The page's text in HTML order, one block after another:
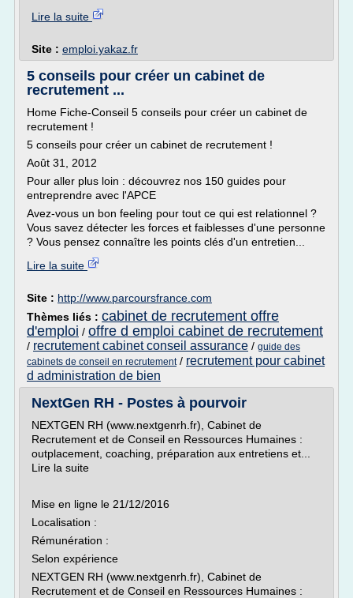
Lire la suite
Site : emploi.yakaz.fr
5 conseils pour créer un cabinet de
recrutement ...
Home Fiche-Conseil 5 conseils pour créer un cabinet de
recrutement !
5 conseils pour créer un cabinet de recrutement !
Août 31, 2012
Pour aller plus loin : découvrez nos 150 guides pour
entreprendre avec l'APCE
Avez-vous un bon feeling pour tout ce qui est relationnel ?
Vous savez détecter les forces et faiblesses d'une personne
? Vous pensez connaître les points clés d'un entretien...
Lire la suite
Site : http://www.parcoursfrance.com
Thèmes liés : cabinet de recrutement offre
d'emploi / offre d emploi cabinet de recrutement
/ recrutement cabinet conseil assurance / guide des
cabinets de conseil en recrutement/ recrutement pour cabinet
d administration de bien
NextGen RH - Postes à pourvoir
NEXTGEN RH (www.nextgenrh.fr), Cabinet de
Recrutement et de Conseil en Ressources Humaines :
outplacement, coaching, préparation aux entretiens et...
Lire la suite
Mise en ligne le 21/12/2016
Localisation :
Rémunération :
Selon expérience
NEXTGEN RH (www.nextgenrh.fr), Cabinet de
Recrutement et de Conseil en Ressources Humaines :